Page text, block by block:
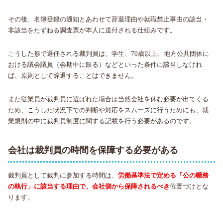
その後、名簿登録の通知とあわせて辞退理由や就職禁止事由の該当・
非該当をたずねる調査票が本人に送付される仕組みです。
こうした形で選任される裁判員は、学生、70歳以上、地方公共団体に
おける議会議員（会期中に限る）などといった条件に該当しなけれ
ば、原則として辞退することはできません。
また従業員が裁判員に選ばれた場合は当然会社を休む必要が出てくる
ため、こうした状況下での判断や対応をスムーズに行うためにも、就
業規則の中に裁判員制度に関する記載を行う必要があるのです。
会社は裁判員の時間を保障する必要がある
裁判員として裁判に参加する時間は、労働基準法で定める「公の職務
の執行」に該当する理由で、会社側から保障されるべき位置づけとな
ります。